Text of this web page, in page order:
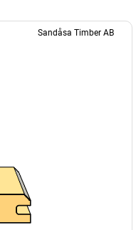
Sandåsa Timber AB